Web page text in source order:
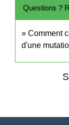
Questions ?
Comment
d'une